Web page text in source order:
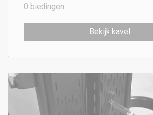
0 biedingen
Bekijk kavel